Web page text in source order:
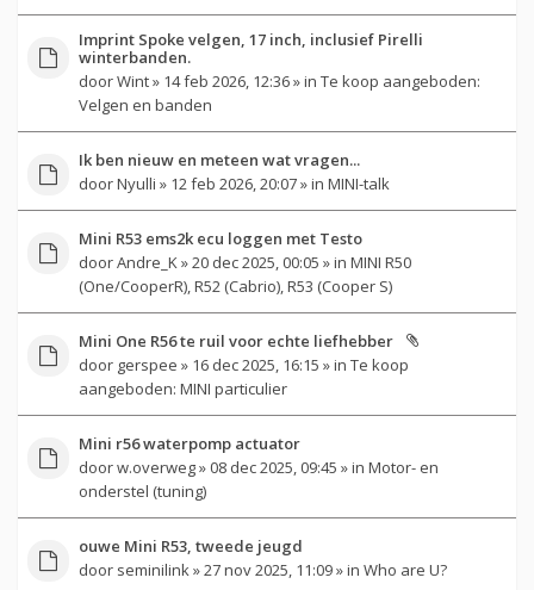
Imprint Spoke velgen, 17 inch, inclusief Pirelli
winterbanden.
doorWint» 14 feb 2026, 12:36 » in Te koop aangeboden:
Velgen en banden
Ik ben nieuw en meteen wat vragen...
doorNyulli » 12 feb 2026, 20:07 » in MINI-talk
Mini R53 ems2k ecu loggen met Testo
doorAndre_K » 20 dec 2025, 00:05 » in MINI R50
(One/CooperR), R52 (Cabrio), R53 (Cooper S)
Mini One R56 te ruil voor echte liefhebber
door gerspee » 16 dec 2025, 16:15 » in Te koop
aangeboden: MINI particulier
Mini r56 waterpomp actuator
doorw.overweg» 08 dec 2025, 09:45 » in Motor- en
onderstel (tuning)
ouwe Mini R53, tweede jeugd
door seminilink » 27 nov 2025, 11:09 » in Who are U?